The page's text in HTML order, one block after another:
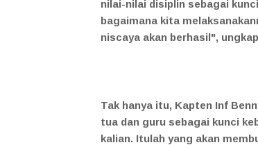
nilai-nilai disiplin sebagai
bagaimana kita
niscaya akan berhasil",
Tak hanya itu, Kapten Inf
tua dan guru sebagai kunci
kalian. Itulah yang akan